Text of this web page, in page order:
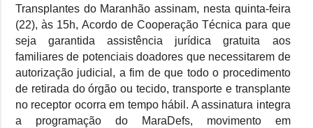
Transplantes do Maranhão assinam, nesta quinta-feira
(22), às 15h, Acordo de Cooperação Técnica para que
seja garantida assistência jurídica gratuita aos
familiares de potenciais doadores que necessitarem de
autorização judicial, a fim de que todo o procedimento
de retirada do órgão ou tecido, transporte e transplante
no receptor ocorra em tempo hábil. A assinatura integra
a programação do MaraDefs, movimento em